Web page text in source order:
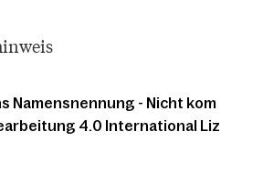
Namensnennung - Nicht kom
4.0 International Liz